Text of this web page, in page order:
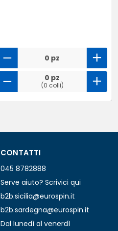
0 pz
0 pz
(0 colli)
CONTATTI
045 8782888
Serve aiuto? Scrivici qui
b2b.sicilia@eurospin.it
b2b.sardegna@eurospin.it
Dal lunedì al venerdì